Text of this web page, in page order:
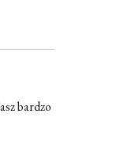
bardzo